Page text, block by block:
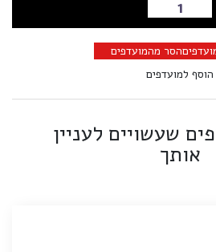
הוספה לסל
הסר מהמועדפים
הוסף למועדפים
שעשויים לעניין
אותך